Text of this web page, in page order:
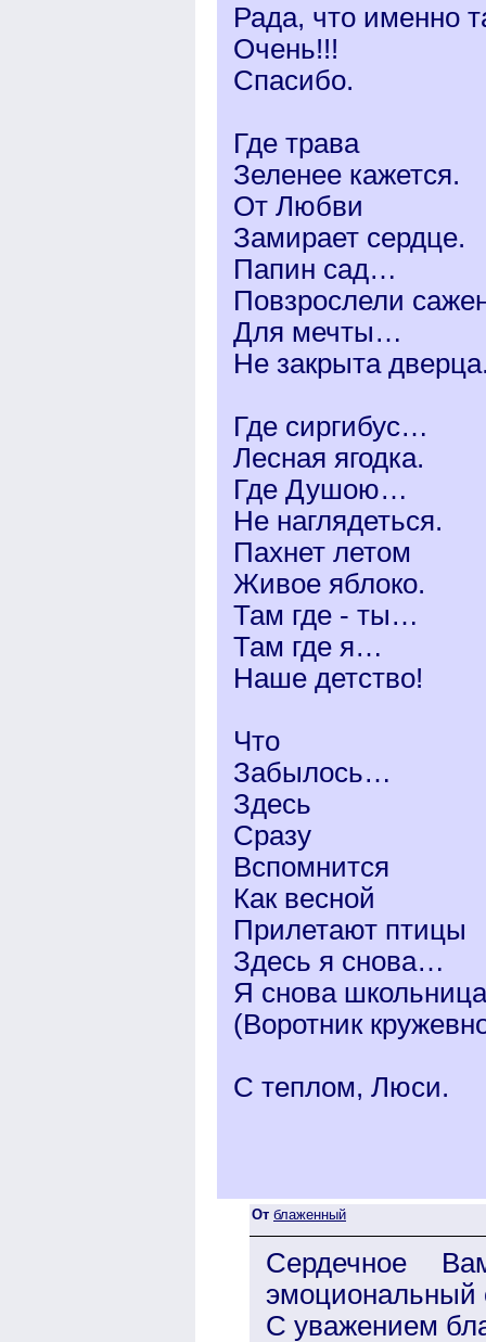
Рада, что именно
Очень!!!
Спасибо.
Где трава
Зеленее кажется.
От Любви
Замирает сердце.
Папин сад…
Повзрослели
Для мечты…
Не закрыта
Где сиргибус…
Лесная ягодка.
Где Душою…
Не наглядеться.
Пахнет летом
Живое яблоко.
Там где - ты…
Там где я…
Наше детство!
Что
Забылось…
Здесь
Сразу
Вспомнится
Как весной
Прилетают птицы
Здесь я снова…
Я снова школьница
(Воротник
С теплом, Люси.
От блаженный
Сердечное
эмоциональный
С уважением